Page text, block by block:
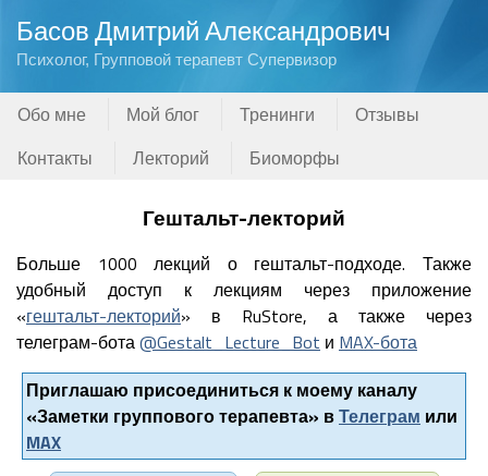
Басов Дмитрий Александрович
Психолог, Групповой терапевт Супервизор
Обо мне Мой блог Тренинги
Отзывы
Контакты
Лекторий Биоморфы
Гештальт-лекторий
Больше 1000 лекций о гештальт-подходе. Также
удобный доступ к лекциям через приложение
«гештальт-лекторий» в RuStore, а также через
телеграм-бота@Gestalt_Lecture_Bot и MAX-бота
Приглашаю присоединиться к моему каналу
«Заметки группового терапевта» вТелеграм или
MAX